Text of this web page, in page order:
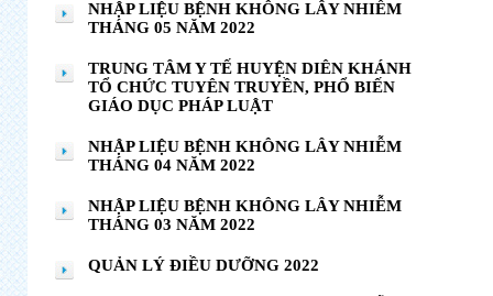
NHẬP LIỆU BỆNH KHÔNG LÂY NHIỄM
THÁNG 05 NĂM 2022
TRUNG TÂM Y TẾ HUYỆN DIÊN KHÁNH
TỔ CHỨC TUYÊN TRUYỀN, PHỔ BIẾN
GIÁO DỤC PHÁP LUẬT
NHẬP LIỆU BỆNH KHÔNG LÂY NHIỄM
THÁNG 04 NĂM 2022
NHẬP LIỆU BỆNH KHÔNG LÂY NHIỄM
THÁNG 03 NĂM 2022
QUẢN LÝ ĐIỀU DƯỠNG 2022